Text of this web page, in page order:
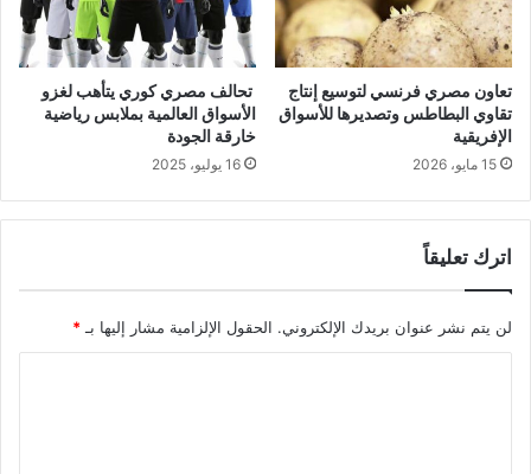
تعاون مصري فرنسي لتوسيع إنتاج
تقاوي البطاطس وتصديرها للأسواق
الإفريقية
15 مايو، 2026
تحالف مصري كوري يتأهب لغزو
الأسواق العالمية بملابس رياضية
خارقة الجودة
16 يوليو، 2025
اترك تعليقاً
لن يتم نشر عنوان بريدك الإلكتروني. الحقول الإلزامية مشار إليها بـ *